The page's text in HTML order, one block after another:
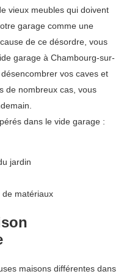
vieux meubles qui doivent
garage comme une
de ce désordre, vous
garage à Chambourg-sur-
vos caves et
de nombreux cas, vous
dans le vide garage :
jardin
de matériaux
maisons différentes dans